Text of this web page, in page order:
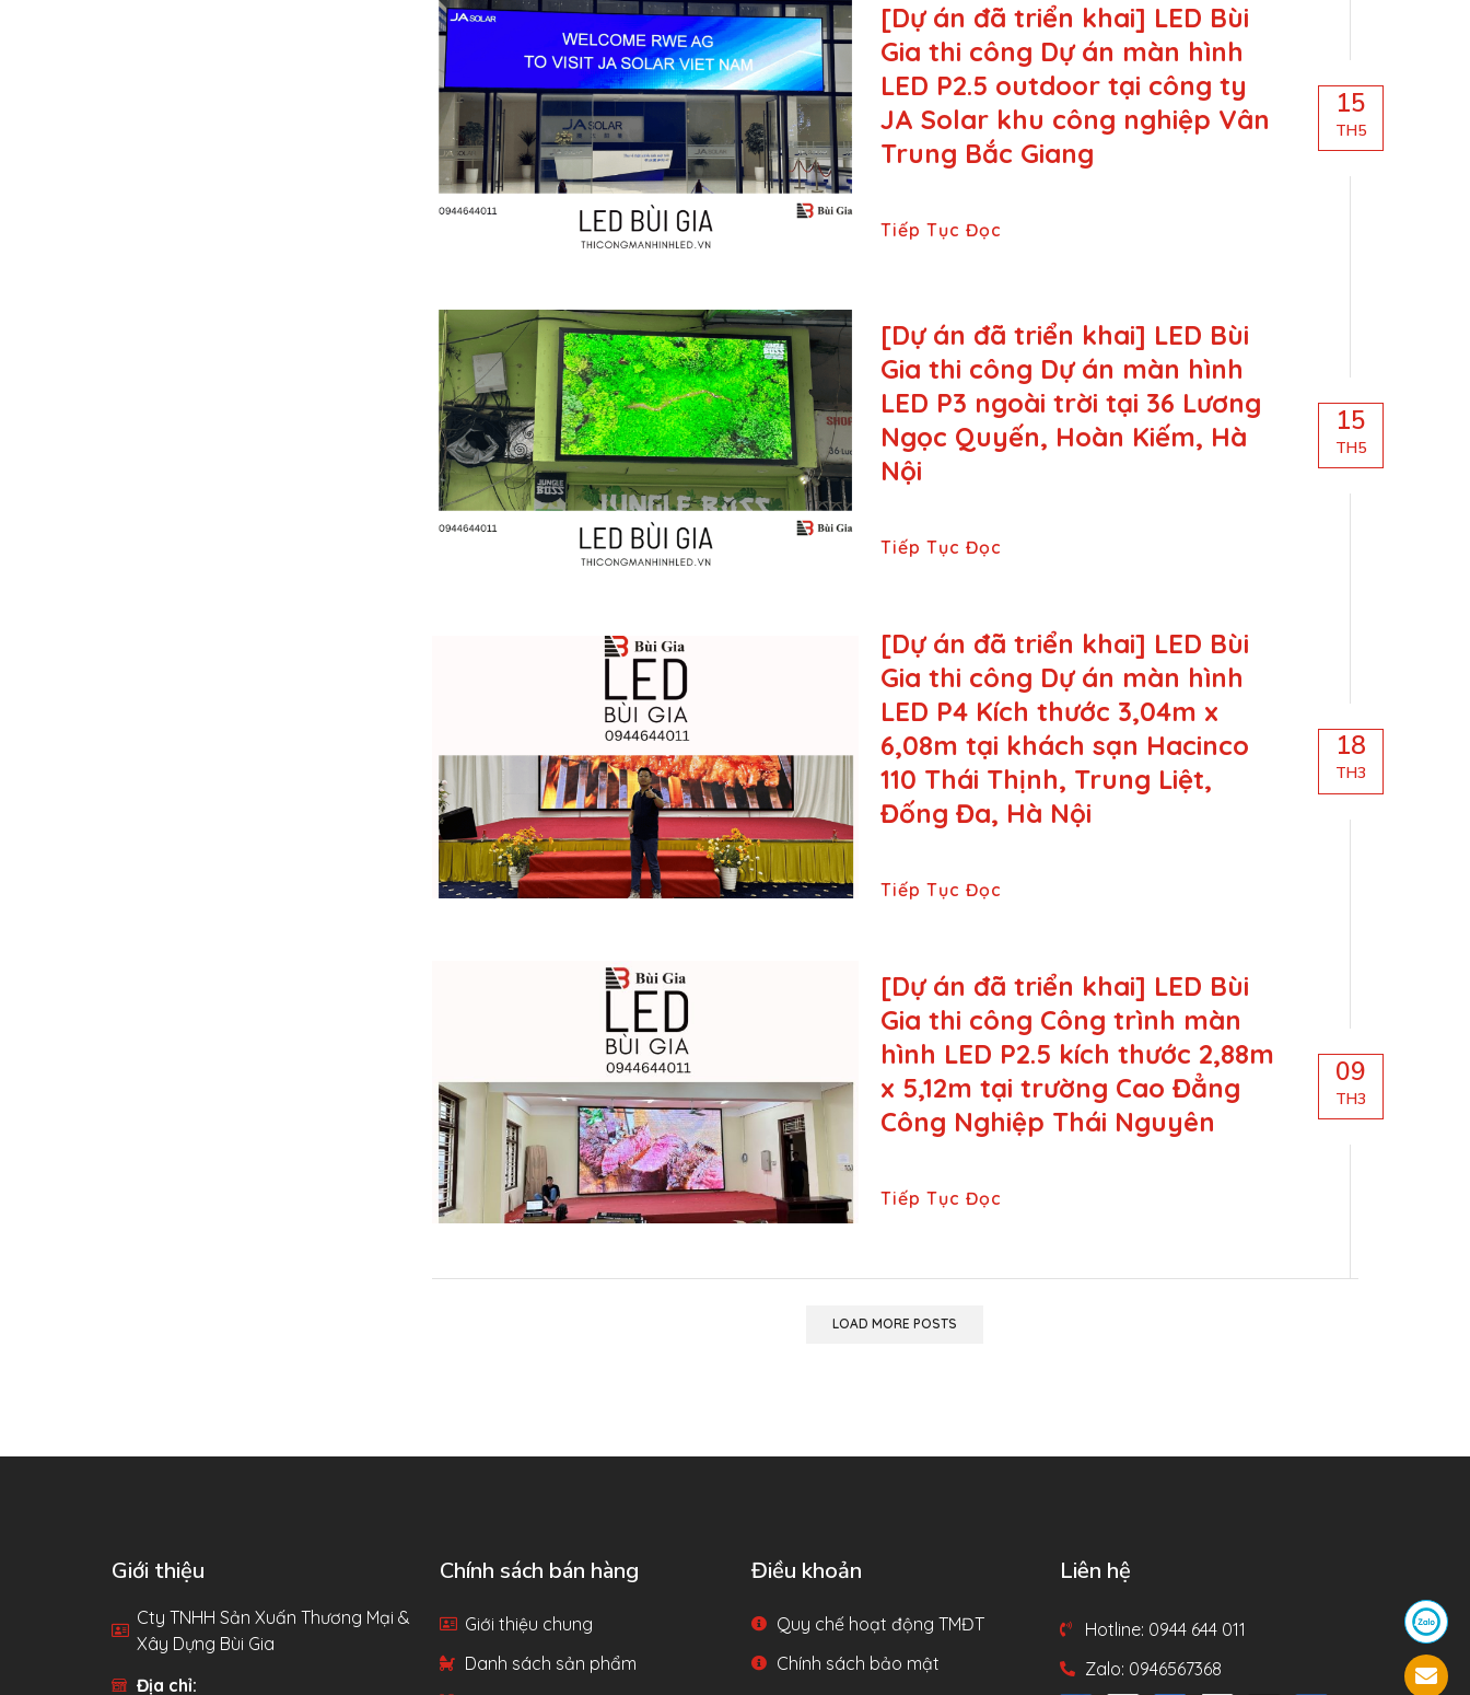
[Dự án đã triển khai] LED Bùi
Gia thi công Dự án màn hình
LED P2.5 outdoor tại công ty
JA Solar khu công nghiệp Vân
Trung Bắc Giang
Tiếp Tục Đọc
15
TH5
[Dự án đã triển khai] LED Bùi
Gia thi công Dự án màn hình
LED P3 ngoài trời tại 36 Lương
Ngọc Quyến, Hoàn Kiếm, Hà
Nội
Tiếp Tục Đọc
15
TH5
[Dự án đã triển khai] LED Bùi
Gia thi công Dự án màn hình
LED P4 Kích thước 3,04m x
6,08m tại khách sạn Hacinco
110 Thái Thịnh, Trung Liệt,
Đống Đa, Hà Nội
Tiếp Tục Đọc
18
TH3
[Dự án đã triển khai] LED Bùi
Gia thi công Công trình màn
hình LED P2.5 kích thước 2,88m
x 5,12m tại trường Cao Đẳng
Công Nghiệp Thái Nguyên
Tiếp Tục Đọc
09
TH3
LOAD MORE POSTS
Giới thiệu
Cty TNHH Sản Xuấn Thương Mại &
Xây Dựng Bùi Gia
Địa chỉ:
Chính sách bán hàng
Giới thiệu chung
Danh sách sản phẩm
Điều khoản
Quy chế hoạt động TMĐT
Chính sách bảo mật
Liên hệ
Hotline: 0944 644 011
Zalo: 0946567368